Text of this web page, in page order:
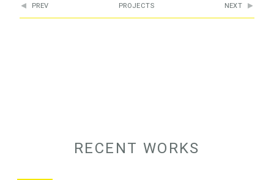
PREV PROJECTS NEXT
RECENT WORKS